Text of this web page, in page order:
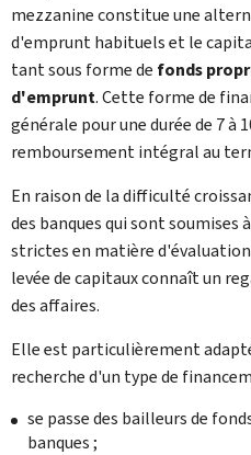
mezzanine constitue une
d'emprunt habituels et le
tant sous forme de fonds
d'emprunt. Cette forme de
générale pour une durée de 7 à
remboursement intégral au
En raison de la difficulté
des banques qui sont soumises
strictes en matière
levée de capitaux connaît un
des affaires.
Elle est particulièrement
recherche d'un type de
se passe des bailleurs de
banques ;